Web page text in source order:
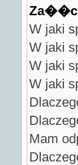
W jaki
W jaki
W jaki
W jaki
Mam